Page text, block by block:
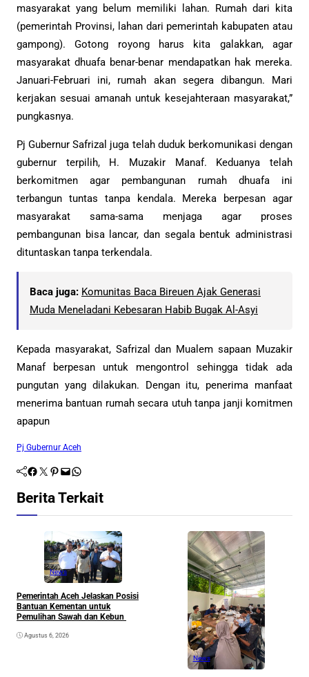
masyarakat yang belum memiliki lahan. Rumah dari kita
(pemerintah Provinsi, lahan dari pemerintah kabupaten atau
gampong). Gotong royong harus kita galakkan, agar
masyarakat dhuafa benar-benar mendapatkan hak mereka.
Januari-Februari ini, rumah akan segera dibangun. Mari
kerjakan sesuai amanah untuk kesejahteraan masyarakat,”
pungkasnya.
Pj Gubernur Safrizal juga telah duduk berkomunikasi dengan
gubernur terpilih, H. Muzakir Manaf. Keduanya telah
berkomitmen agar pembangunan rumah dhuafa ini
terbangun tuntas tanpa kendala. Mereka berpesan agar
masyarakat sama-sama menjaga agar proses
pembangunan bisa lancar, dan segala bentuk administrasi
dituntaskan tanpa terkendala.
Baca juga: Komunitas Baca Bireuen Ajak Generasi
Muda Meneladani Kebesaran Habib Bugak Al-Asyi
Kepada masyarakat, Safrizal dan Mualem sapaan Muzakir
Manaf berpesan untuk mengontrol sehingga tidak ada
pungutan yang dilakukan. Dengan itu, penerima manfaat
menerima bantuan rumah secara utuh tanpa janji komitmen
apapun
Pj Gubernur Aceh
Facebook Twitter Pinterest Mail WhatsApp
Berita Terkait
News
Pemerintah Aceh Jelaskan Posisi
Bantuan Kementan untuk
Pemulihan Sawah dan Kebun
Agustus 6, 2026
News